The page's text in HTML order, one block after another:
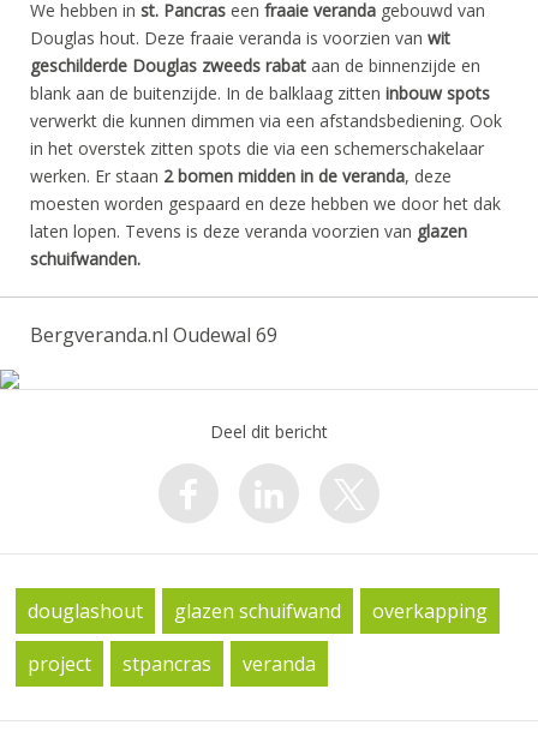
We hebben in st. Pancras een fraaie veranda gebouwd van
Douglas hout. Deze fraaie veranda is voorzien van wit
geschilderde Douglas zweeds rabat aan de binnenzijde en
blank aan de buitenzijde. In de balklaag zitten inbouw spots
verwerkt die kunnen dimmen via een afstandsbediening. Ook
in het overstek zitten spots die via een schemerschakelaar
werken. Er staan 2 bomen midden in de veranda, deze
moesten worden gespaard en deze hebben we door het dak
laten lopen. Tevens is deze veranda voorzien van glazen
schuifwanden.
Bergveranda.nl Oudewal 69
Deel dit bericht
douglashout glazen schuifwand
overkapping
project
stpancras veranda